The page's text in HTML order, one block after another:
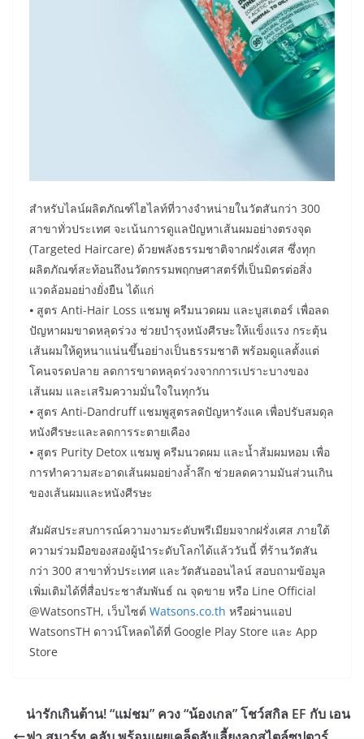
สำหรับไลน์ผลิตภัณฑ์ไฮไลท์ที่วางจำหน่ายในวัตสันกว่า 300
สาขาทั่วประเทศ จะเน้นการดูแลปัญหาเส้นผมอย่างตรงจุด
(Targeted Haircare) ด้วยพลังธรรมชาติจากฝรั่งเศส ซึ่งทุก
ผลิตภัณฑ์สะท้อนถึงนวัตกรรมพฤกษศาสตร์ที่เป็นมิตรต่อสิ่ง
แวดล้อมอย่างยั่งยืน ได้แก่
⦁ สูตร Anti-Hair Loss แชมพู ครีมนวดผม และบูสเตอร์ เพื่อลด
ปัญหาผมขาดหลุดร่วง ช่วยบำรุงหนังศีรษะให้แข็งแรง กระตุ้น
เส้นผมให้ดูหนาแน่นขึ้นอย่างเป็นธรรมชาติ พร้อมดูแลตั้งแต่
โคนจรดปลาย ลดการขาดหลุดร่วงจากการเปราะบางของ
เส้นผม และเสริมความมั่นใจในทุกวัน
⦁ สูตร Anti-Dandruff แชมพูสูตรลดปัญหารังแค เพื่อปรับสมดุล
หนังศีรษะและลดการระตายเคือง
⦁ สูตร Purity Detox แชมพู ครีมนวดผม และน้ำส้มผมหอม เพื่อ
การทำความสะอาดเส้นผมอย่างล้ำลึก ช่วยลดความมันส่วนเกิน
ของเส้นผมและหนังศีรษะ
สัมผัสประสบการณ์ความงามระดับพรีเมียมจากฝรั่งเศส ภายใต้
ความร่วมมือของสองผู้นำระดับโลกได้แล้ววันนี้ ที่ร้านวัตสัน
กว่า 300 สาขาทั่วประเทศ และวัตสันออนไลน์ สอบถามข้อมูล
เพิ่มเติมได้ที่สื่อประชาสัมพันธ์ ณ จุดขาย หรือ Line Official
@WatsonsTH, เว็บไซต์ Watsons.co.th หรือผ่านแอป
WatsonsTH ดาวน์โหลดได้ที่ Google Play Store และ App
Store
น่ารักเกินต้าน! “แม่ชม” ควง “น้องเกล” โชว์สกิล EF กับ เอน